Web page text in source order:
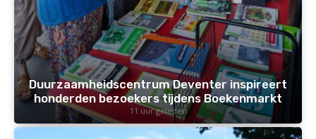
Duurzaamheidscentrum Deventer inspireert
honderden bezoekers tijdens Boekenmarkt
11 uur geleden